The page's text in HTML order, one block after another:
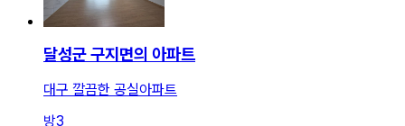
달성군 구지면의 아파트
대구 깔끔한 공실아파트
방3